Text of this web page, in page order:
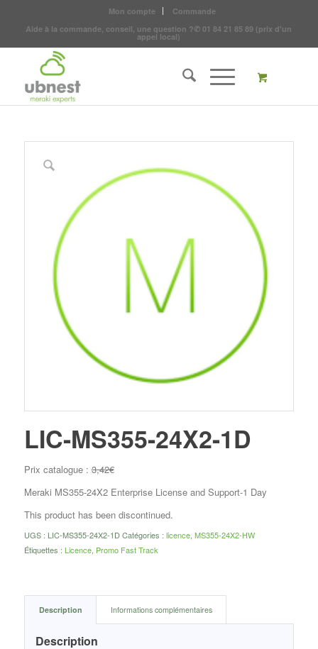
Mon compte
Commande
Aide à la commande, conseil, une question ?✆ 01 84 21 85 89 (prix d'un
appel local)
LIC-MS355-24X2-1D
Prix catalogue :3,42€
Meraki MS355-24X2 Enterprise License and Support-1 Day
This product has been discontinued.
UGS : LIC-MS355-24X2-1D Catégories : licence, MS355-24X2-HW
Étiquettes : Licence, Promo Fast Track
Description Informations complémentaires
Description